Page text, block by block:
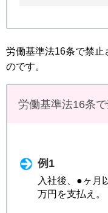
労働基準法16条で禁止
のです。
労働基準法16条
例1
入社後、●ヶ月
万円を支払え。